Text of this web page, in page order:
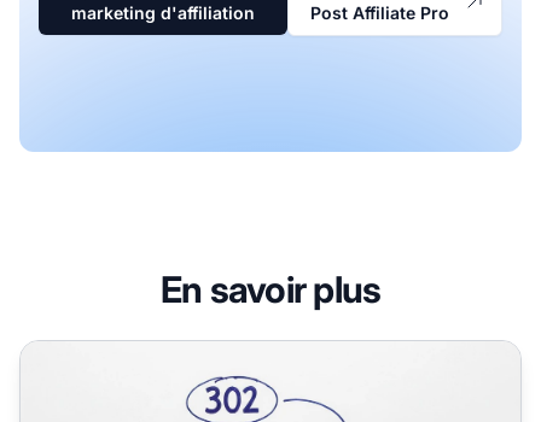
marketing d'affiliation
Post Affiliate Pro
En savoir plus
Quand faut-il utiliser une redirection 302 ?